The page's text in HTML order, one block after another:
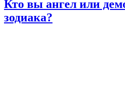
Кто вы ангел или
зодиака?